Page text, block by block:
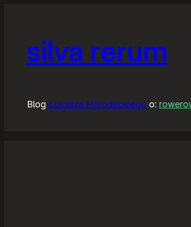
silva rerum
Blog Łukasza Horodeckiego o: